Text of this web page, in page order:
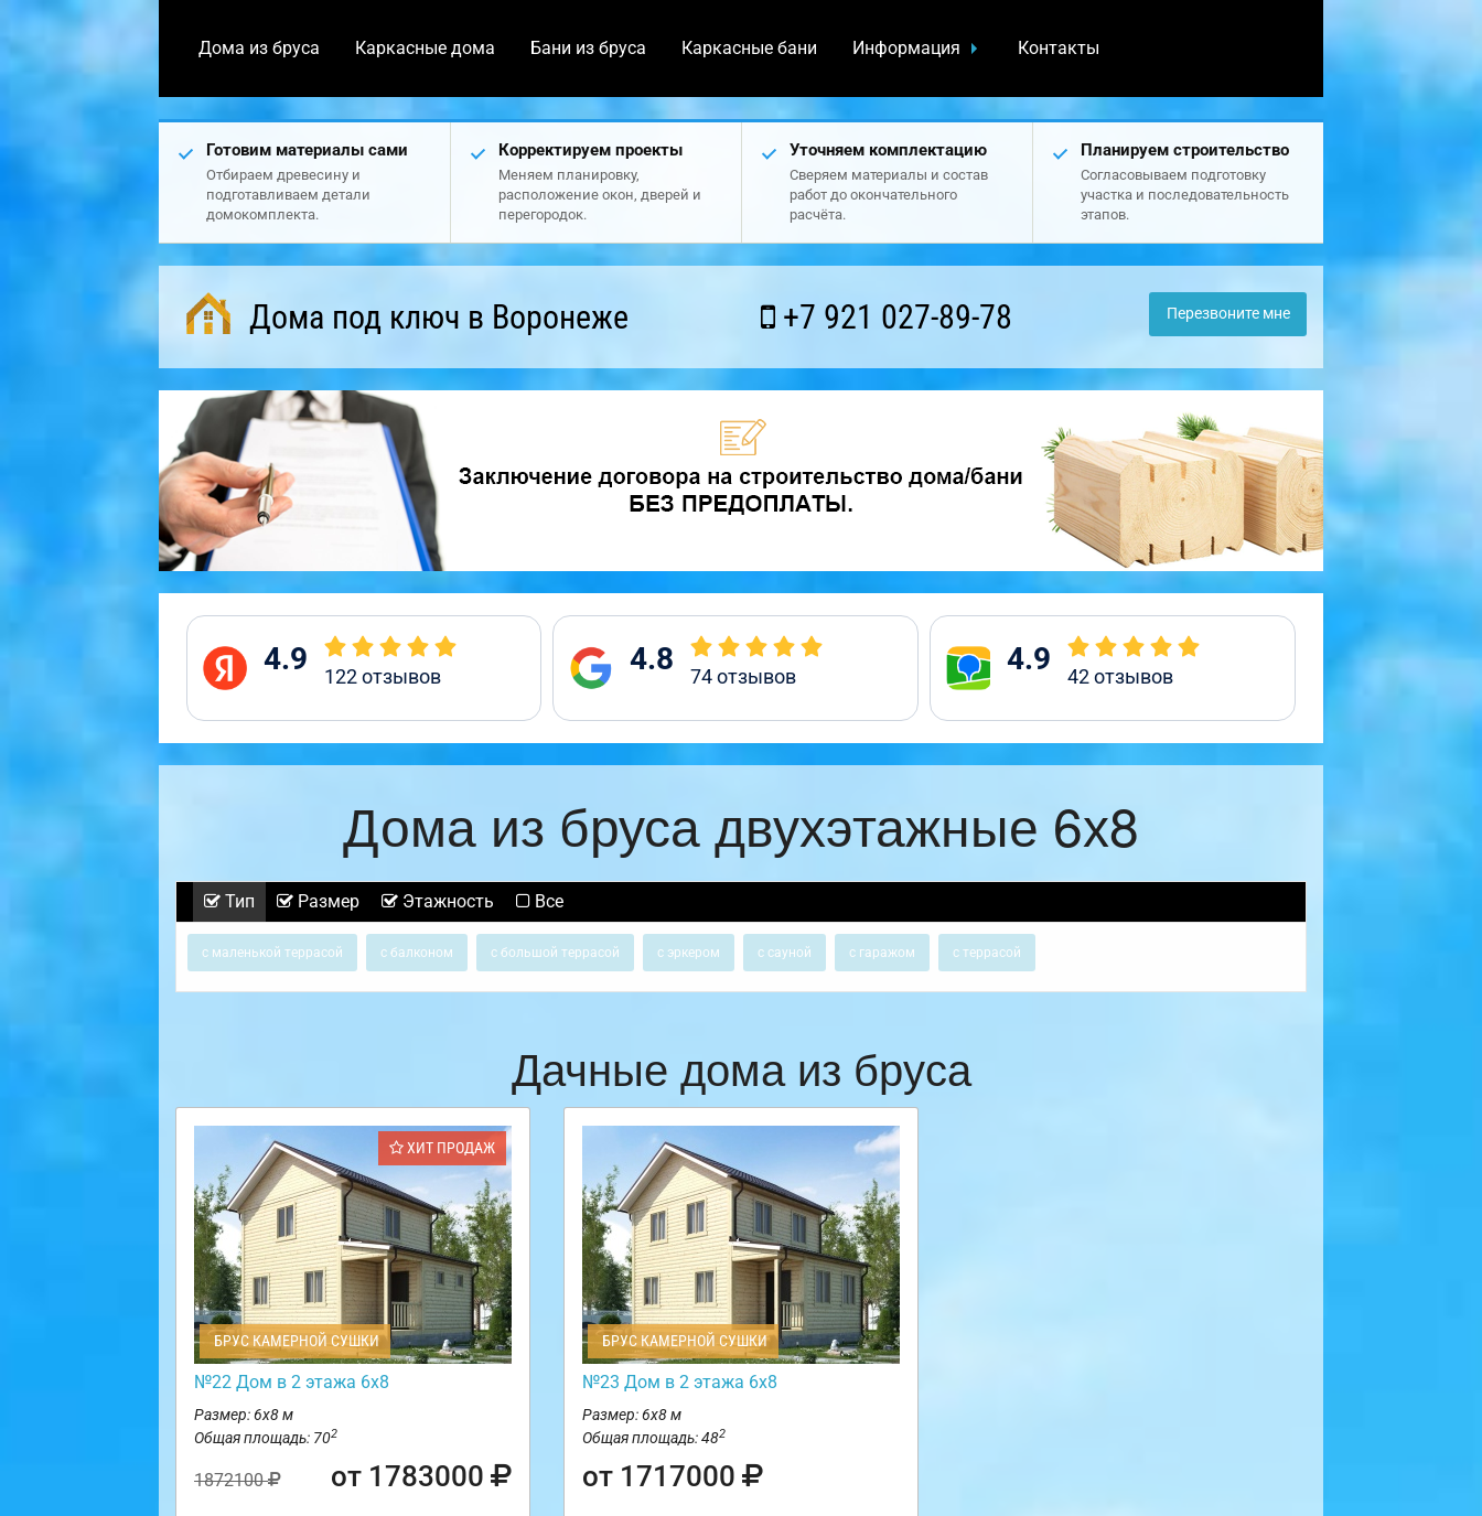
Дома из бруса Каркасные дома Бани из бруса Каркасные бани Информация Контакты
Готовим материалы сами
Отбираем древесину и
подготавливаем детали
домокомплекта.
Корректируем проекты
Меняем планировку,
расположение окон, дверей и
перегородок.
Уточняем комплектацию
Сверяем материалы и состав
работ до окончательного
расчёта.
Планируем строительство
Согласовываем подготовку
участка и последовательность
этапов.
Дома под ключ в Воронеже +7 921 027-89-78 Перезвоните мне
4.9 122отзывов 4.8 74отзывов 4.9 42отзывов
Дома из бруса двухэтажные 6х8
Тип Размер Этажность Все
с маленькой террасой с балконом с большой террасой с эркером с сауной с гаражом с террасой
Дачные дома из бруса
ХИТ ПРОДАЖ
БРУС КАМЕРНОЙ СУШКИ
№22 Дом в 2 этажа 6х8
Размер: 6х8 м
Общая площадь: 702
1872100 от 1783000
БРУС КАМЕРНОЙ СУШКИ
№23 Дом в 2 этажа 6х8
Размер: 6х8 м
Общая площадь: 482
от 1717000